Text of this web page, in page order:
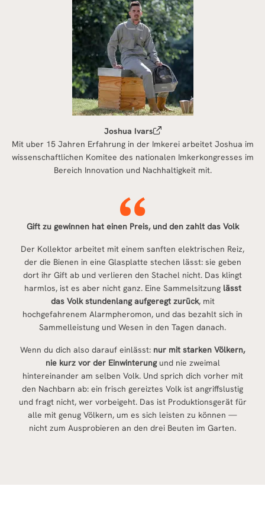
Joshua Ivars
Mit uber 15 Jahren Erfahrung in der Imkerei arbeitet Joshua im
wissenschaftlichen Komitee des nationalen Imkerkongresses im
Bereich Innovation und Nachhaltigkeit mit.
Gift zu gewinnen hat einen Preis, und den zahlt das Volk
Der Kollektor arbeitet mit einem sanften elektrischen Reiz,
der die Bienen in eine Glasplatte stechen lässt: sie geben
dort ihr Gift ab und verlieren den Stachel nicht. Das klingt
harmlos, ist es aber nicht ganz. Eine Sammelsitzung lässt
das Volk stundenlang aufgeregt zurück, mit
hochgefahrenem Alarmpheromon, und das bezahlt sich in
Sammelleistung und Wesen in den Tagen danach.
Wenn du dich also darauf einlässt: nur mit starken Völkern,
nie kurz vor der Einwinterungund nie zweimal
hintereinander am selben Volk. Und sprich dich vorher mit
den Nachbarn ab: ein frisch gereiztes Volk ist angriffslustig
und fragt nicht, wer vorbeigeht. Das ist Produktionsgerät für
alle mit genug Völkern, um es sich leisten zu können —
nicht zum Ausprobieren an den drei Beuten im Garten.